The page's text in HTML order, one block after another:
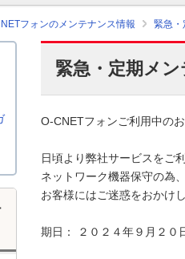
フォンのメンテナンス情報 緊急・
緊急・定期メ
O-CNETフォンご利用中の
日頃より弊社サービスをご
ネットワーク機器保守の為
お客様にはご迷惑をおかけ
期日： ２０２４年９月２０